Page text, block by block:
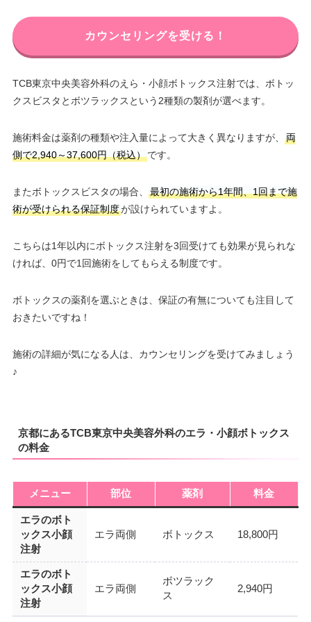
カウンセリングを受ける！
TCB東京中央美容外科のえら・小顔ボトックス注射では、ボトッ
クスビスタとボツラックスという2種類の製剤が選べます。
施術料金は薬剤の種類や注入量によって大きく異なりますが、
両
側で2,940～37,600円（税込）です。
またボトックスビスタの場合、
最初の施術から1年間、1回まで施
術が受けられる保証制度が設けられていますよ。
こちらは1年以内にボトックス注射を3回受けても効果が見られな
ければ、0円で1回施術をしてもらえる制度です。
ボトックスの薬剤を選ぶときは、保証の有無についても注目して
おきたいですね！
施術の詳細が気になる人は、カウンセリングを受けてみましょう
♪
京都にあるTCB東京中央美容外科のエラ・小顔ボトックス
の料金
メニュー 部位 薬剤 料金
エラのボト
ックス小顔
注射
エラ両側 ボトックス 18,800円
エラのボト
ックス小顔
注射
エラ両側
ボツラック
ス
2,940円